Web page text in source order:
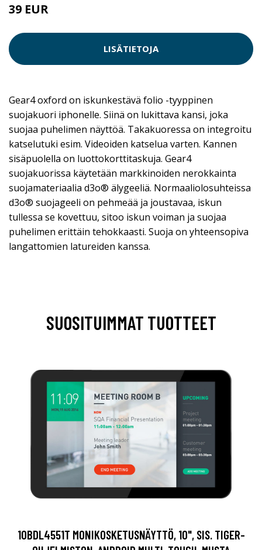
39 EUR
LISÄTIETOJA
Gear4 oxford on iskunkestävä folio -tyyppinen
suojakuori iphonelle. Siinä on lukittava kansi, joka
suojaa puhelimen näyttöä. Takakuoressa on integroitu
katselutuki esim. Videoiden katselua varten. Kannen
sisäpuolella on luottokorttitaskuja. Gear4
suojakuorissa käytetään markkinoiden nerokkainta
suojamateriaalia d3o® älygeeliä. Normaaliolosuhteissa
d3o® suojageeli on pehmeää ja joustavaa, iskun
tullessa se kovettuu, sitoo iskun voiman ja suojaa
puhelimen erittäin tehokkaasti. Suoja on yhteensopiva
langattomien latureiden kanssa.
SUOSITUIMMAT TUOTTEET
10BDL4551T MONIKOSKETUSNÄYTTÖ, 10", SIS. TIGER-